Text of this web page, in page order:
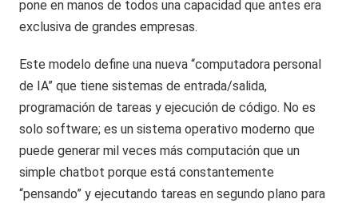
pone en manos de todos una capacidad que antes era
exclusiva de grandes empresas.
Este modelo define una nueva “computadora personal
de IA” que tiene sistemas de entrada/salida,
programación de tareas y ejecución de código. No es
solo software; es un sistema operativo moderno que
puede generar mil veces más computación que un
simple chatbot porque está constantemente
“pensando” y ejecutando tareas en segundo plano para